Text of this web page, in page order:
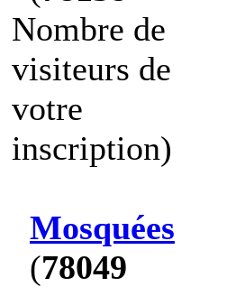
Nombre de
visiteurs de
votre
inscription)
Mosquées
(78049